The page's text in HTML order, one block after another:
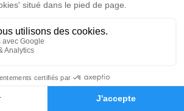
Hommages
juillet 2025 à 10h45
Pont-sur-Yonne
sur-Yonne